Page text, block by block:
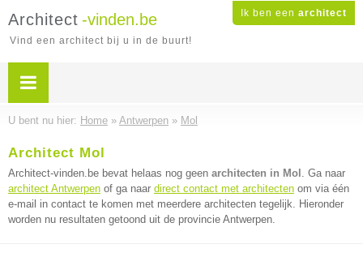
Ik ben een architect
Architect -vinden.be
Vind een architect bij u in de buurt!
U bent nu hier: Home » Antwerpen » Mol
Architect Mol
Architect-vinden.be bevat helaas nog geen architecten in Mol . Ga naar
architect Antwerpen of ga naar direct contact met architecten om via één
e-mail in contact te komen met meerdere architecten tegelijk. Hieronder
worden nu resultaten getoond uit de provincie Antwerpen.